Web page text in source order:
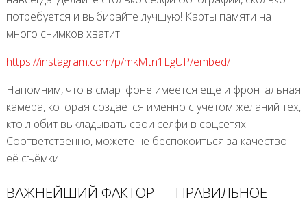
потребуется и выбирайте лучшую! Карты памяти на
много снимков хватит.
https://instagram.com/p/mkMtn1LgUP/embed/
Напомним, что в смартфоне имеется ещё и фронтальная
камера, которая создаётся именно с учётом желаний тех,
кто любит выкладывать свои селфи в соцсетях.
Соответственно, можете не беспокоиться за качество
её съёмки!
ВАЖНЕЙШИЙ ФАКТОР — ПРАВИЛЬНОЕ